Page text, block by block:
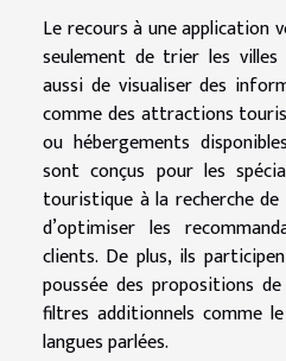
Le recours à une application
seulement de trier les villes
aussi de visualiser des
comme des attractions
ou hébergements
sont conçus pour les
touristique à la recherche
d’optimiser les
clients. De plus, ils
poussée des propositions
filtres additionnels comme
langues parlées.